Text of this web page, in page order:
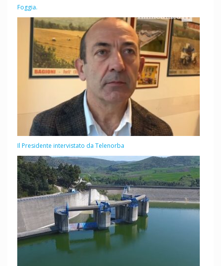
Foggia.
Il Presidente intervistato da Telenorba